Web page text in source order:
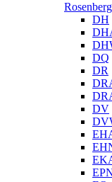
Rosenberg
DH
DQ
DR
DV